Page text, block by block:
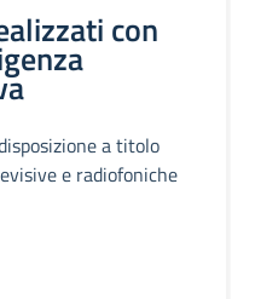
con
a titolo
e radiofoniche